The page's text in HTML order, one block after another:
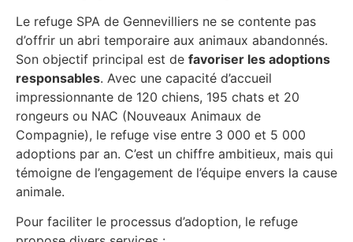
Le refuge SPA de Gennevilliers ne se contente pas
d’offrir un abri temporaire aux animaux abandonnés.
Son objectif principal est de favoriser les adoptions
responsables. Avec une capacité d’accueil
impressionnante de 120 chiens, 195 chats et 20
rongeurs ou NAC (Nouveaux Animaux de
Compagnie), le refuge vise entre 3 000 et 5 000
adoptions par an. C’est un chiffre ambitieux, mais qui
témoigne de l’engagement de l’équipe envers la cause
animale.
Pour faciliter le processus d’adoption, le refuge